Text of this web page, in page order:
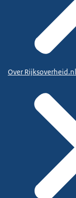
Over Rijksoverheid.nl